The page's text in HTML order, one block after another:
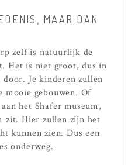
MAAR DAN
zelf is natuurlijk de
Het is niet groot, dus in
Je kinderen zullen
mooie gebouwen. Of
het Shafer museum,
zit. Hier zullen zijn het
kunnen zien. Dus een
onderweg.